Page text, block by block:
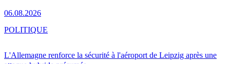
06.08.2026
L'Allemagne renforce la sécurité à l'aéroport de Leipzig après une
POLITIQUE